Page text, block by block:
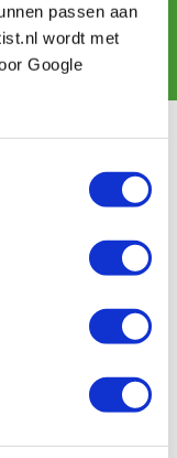
passen aan
wordt met
Google